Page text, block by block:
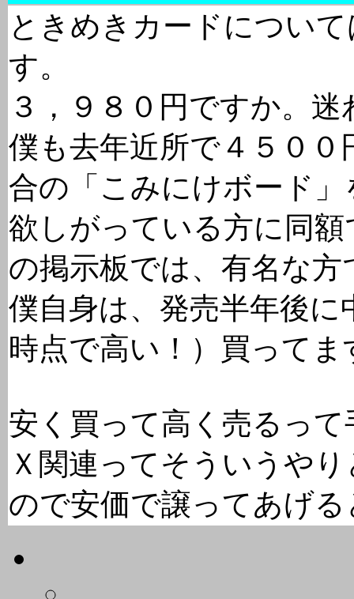
ときめきカードについ
す。
３，９８０円ですか。
僕も去年近所で４５０
合の「こみにけボード
欲しがっている方に同
の掲示板では、有名な方
僕自身は、発売半年後
時点で高い！）買ってま
安く買って高く売るっ
Ｘ関連ってそういうや
ので安価で譲ってあげ